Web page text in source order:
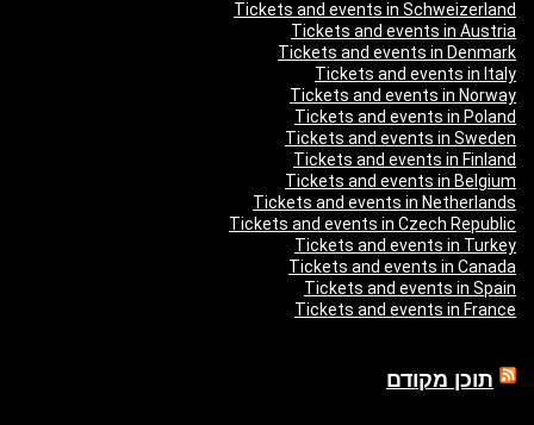
Tickets and events in Schweizerland
Tickets and events in Austria
Tickets and events in Denmark
Tickets and events in Italy
Tickets and events in Norway
Tickets and events in Poland
Tickets and events in Sweden
Tickets and events in Finland
Tickets and events in Belgium
Tickets and events in Netherlands
Tickets and events in Czech Republic
Tickets and events in Turkey
Tickets and events in Canada
Tickets and events in Spain
Tickets and events in France
תוכן מקודם